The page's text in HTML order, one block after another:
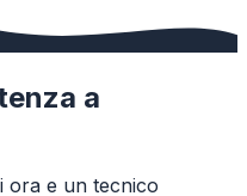
a
ora e un tecnico